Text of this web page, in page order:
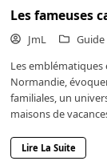
Les fameuses
JmL Guide
Les
Normandie,
familiales, un
maisons de
Lire La Suite